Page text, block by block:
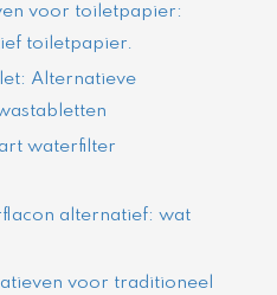
voor toiletpapier:
toiletpapier.
Alternatieve
waterfilter
alternatief: wat
voor traditioneel